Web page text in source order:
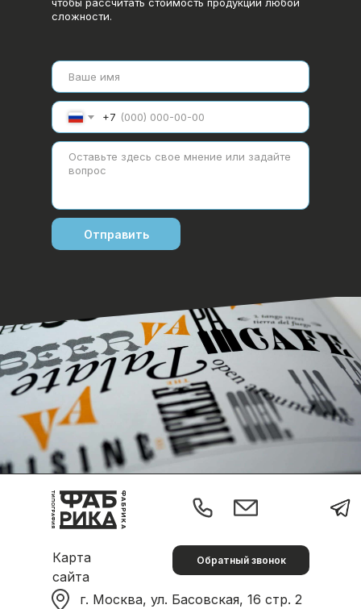
+7
Отправить
сложности.
Обратный звонок
Доставка
Поиск
Требования к макетам
Карта
сайта
г. Москва, ул. Басовская, 16 стр. 2